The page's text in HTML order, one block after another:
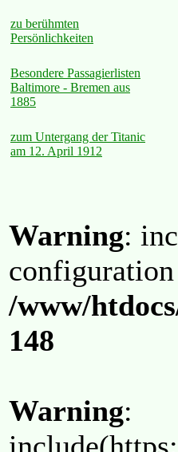
zu berühmten
Persönlichkeiten
Besondere Passagierlisten
Baltimore - Bremen aus
1885
zum Untergang der Titanic
am 12. April 1912
Warning:
/www/
148
Warning: